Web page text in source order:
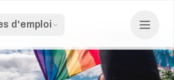
d'emploi